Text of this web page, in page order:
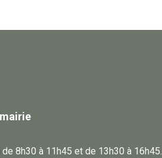
8h30 à 11h45 et de 13h30 à 16h45.